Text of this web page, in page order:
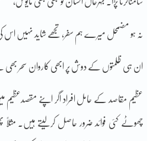
نہ ہو مضمحل میرے ہم سفر، تجھے شاید نہیں اس
ان ہی ظلمتوں کے دوش پر ابھی کاروان سحر بھی
عظیم مقاصد کے حامل افراد اگر اپنے
چھوٹے کئی فوائد ضرور حاصل کرلیتے ہیں۔